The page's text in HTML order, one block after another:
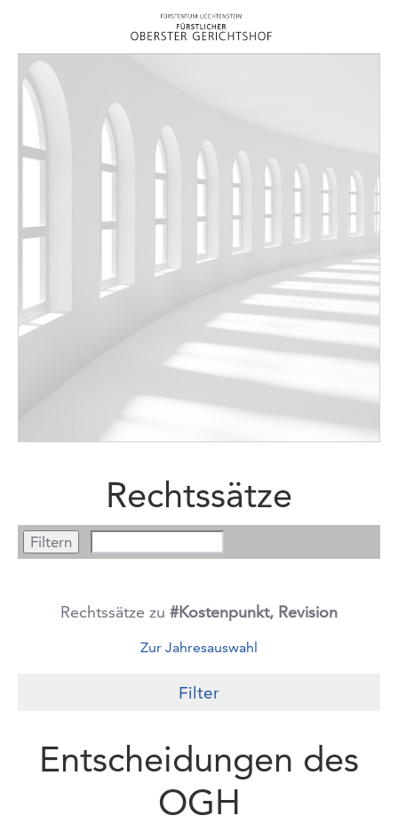
Rechtssätze
Rechtssätze zu #Kostenpunkt, Revision
Zur Jahresauswahl
Filter
Entscheidungen des
OGH